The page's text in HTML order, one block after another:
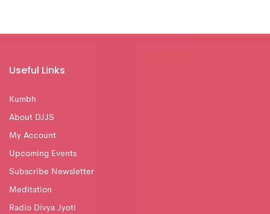
Useful Links
Kumbh
About DJJS
My Account
Upcoming Events
Subscribe Newsletter
Meditation
Radio Divya Jyoti